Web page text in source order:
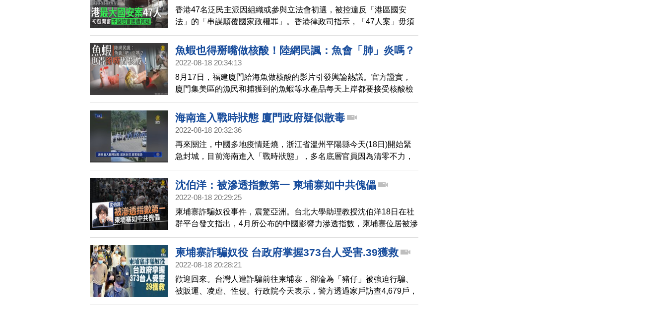
香港47名泛民主派因組織或參與立法會初選，被控違反「港區國安
法」的「串謀顛覆國家政權罪」。香港律政司指示，「47人案」毋須
陪審團審理，將由3名法官處理。理由包括案件具「涉外因素」及以免
妨礙司法公義。前香港民意研究所副行政總裁鍾劍華表示，港府不設
陪審團的意圖很清楚，「無陪審團就不需要理會常識，只要法官配合
魚蝦也得掰嘴做核酸！陸網民諷：魚會「肺」炎嗎？
｜中國一分鐘
2022-08-18 20:34:13
8月17日，福建廈門給海魚做核酸的影片引發輿論熱議。官方證實，
廈門集美區的漁民和捕獲到的魚蝦等水產品每天上岸都要接受核酸檢
測，除了將魚嘴掰開提取採集物外，還會用棉簽在蝦、蟹身上提取樣
本。
海南進入戰時狀態 廈門政府疑似散毒
2022-08-18 20:32:36
再來關注，中國多地疫情延燒，浙江省溫州平陽縣今天(18日)開始緊
急封城，目前海南進入「戰時狀態」，多名底層官員因為清零不力，
被問責，另外廈門政府展開3天全員核酸，但核酸棚上安裝的灑水，被
專家解讀，有散毒的風險。
沈伯洋：被滲透指數第一 柬埔寨如中共傀儡
2022-08-18 20:29:25
柬埔寨詐騙奴役事件，震驚亞洲。台北大學助理教授沈伯洋18日在社
群平台發文指出，4月所公布的中國影響力滲透指數，柬埔寨位居被滲
透第一名，當前的柬埔寨根本是中共的傀儡，是中共軍方洗錢重要管
道。沈伯洋指出，面對中共大量統戰，柬埔寨沒有抵禦能力，中共輕
輕鬆鬆就能介入柬國執法，兩國間大量法律互助例如引渡、反恐，中
港人、維族人、台灣人，在柬埔寨都會處在中共威脅下。他還披露，
中共會在柬埔寨造謠、再自己闢謠，自稱所謂「謠言粉碎機」；柬國
淪為中共網路水軍大本營之
柬埔寨詐騙奴役 台政府掌握373台人受害.39獲救
2022-08-18 20:28:21
歡迎回來。台灣人遭詐騙前往柬埔寨，卻淪為「豬仔」被強迫行騙、
被販運、凌虐、性侵。行政院今天表示，警方透過家戶訪查4,679戶，
主動察覺立案的有144人，加上3到7月的報案，加總約373人，年齡層